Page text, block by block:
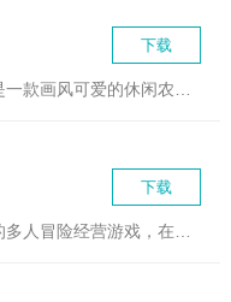
下载
下载